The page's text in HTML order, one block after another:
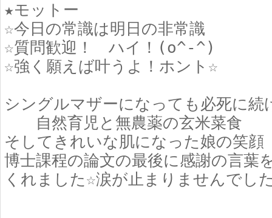
★モットー
☆今日の常識は明日の非常識
☆質問歓迎！ ハイ！(o^-^)ゞ
☆強く願えば叶うよ！ホント☆
シングルマザーになっても必死に続
自然育児と無農薬の玄米菜食
そしてきれいな肌になった娘の笑顔
博士課程の論文の最後に感謝の言葉
くれました☆涙が止まりませんでし